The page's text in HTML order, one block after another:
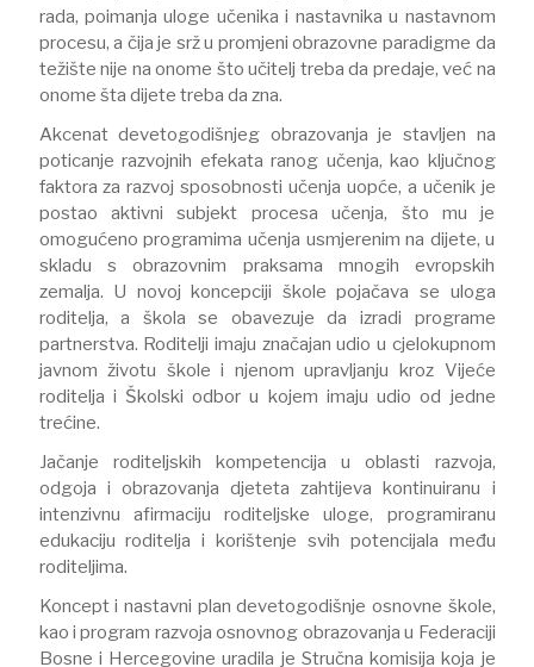
rada, poimanja uloge učenika i nastavnika u nastavnom
procesu, a čija je srž u promjeni obrazovne paradigme da
težište nije na onome što učitelj treba da predaje, već na
onome šta dijete treba da zna.
Akcenat devetogodišnjeg obrazovanja je stavljen na
poticanje razvojnih efekata ranog učenja, kao ključnog
faktora za razvoj sposobnosti učenja uopće, a učenik je
postao aktivni subjekt procesa učenja, što mu je
omogućeno programima učenja usmjerenim na dijete, u
skladu s obrazovnim praksama mnogih evropskih
zemalja. U novoj koncepciji škole pojačava se uloga
roditelja, a škola se obavezuje da izradi programe
partnerstva. Roditelji imaju značajan udio u cjelokupnom
javnom životu škole i njenom upravljanju kroz Vijeće
roditelja i Školski odbor u kojem imaju udio od jedne
trećine.
Jačanje roditeljskih kompetencija u oblasti razvoja,
odgoja i obrazovanja djeteta zahtijeva kontinuiranu i
intenzivnu afirmaciju roditeljske uloge, programiranu
edukaciju roditelja i korištenje svih potencijala među
roditeljima.
Koncept i nastavni plan devetogodišnje osnovne škole,
kao i program razvoja osnovnog obrazovanja u Federaciji
Bosne i Hercegovine uradila je Stručna komisija koja je